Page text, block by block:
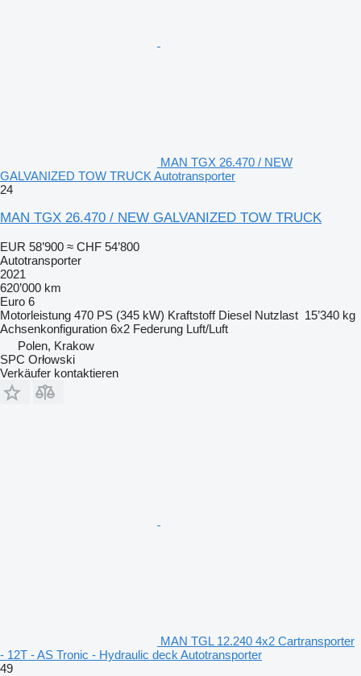
MAN TGX 26.470 / NEW
GALVANIZED TOW TRUCK Autotransporter
24
MAN TGX 26.470 / NEW GALVANIZED TOW TRUCK
EUR 58’900 ≈ CHF 54’800
Autotransporter
2021
620’000 km
Euro 6
Motorleistung 470 PS (345 kW) Kraftstoff Diesel Nutzlast 15’340 kg
Achsenkonfiguration 6x2 Federung Luft/Luft
Polen, Krakow
SPC Orłowski
Verkäufer kontaktieren
MAN TGL 12.240 4x2 Cartransporter
- 12T - AS Tronic - Hydraulic deck Autotransporter
49